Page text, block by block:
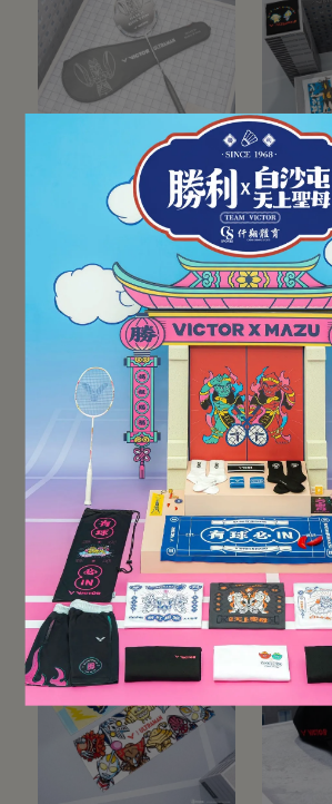
【VICTOR】{超人力霸王
(鹹蛋超人)聯名} 巴爾坦星
人款 羽球拍 ARS-ALIEN
BALTAN
NT$1,440NT$1,800
Out of Stock
【
(鹹蛋超
T-
T-
T-
【VICTOR】{超人力霸王
(鹹蛋超人)聯名} 羽拍後背
包 BR5045UTM A 亮白
NT$1,824NT$2,280
Add to Cart
【
(鹹蛋